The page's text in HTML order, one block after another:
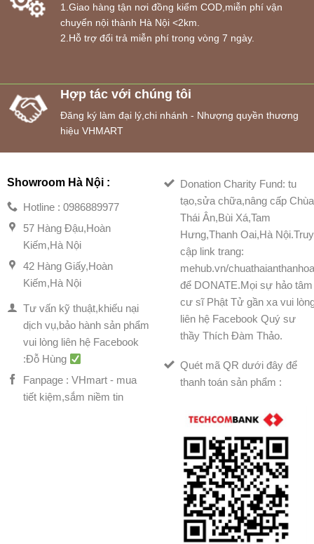
1.Giao hàng tận nơi đồng kiểm COD,miễn phí vận
chuyển nội thành Hà Nội <2km.
2.Hỗ trợ đổi trả miễn phí trong vòng 7 ngày.
Hợp tác với chúng tôi
Đăng ký làm đại lý,chi nhánh - Nhượng quyền thương
hiệu VHMART
Showroom Hà Nội :
Hotline : 0986889977
57 Hàng Đậu,Hoàn
Kiếm,Hà Nội
42 Hàng Giấy,Hoàn
Kiếm,Hà Nội
Tư vấn kỹ thuật,khiếu nại
dịch vụ,bảo hành sản phẩm
vui lòng liên hệ Facebook
:Đỗ Hùng
Fanpage : VHmart - mua
tiết kiệm,sắm niềm tin
Donation Charity Fund: tu
tạo,sửa chữa,nâng cấp Chùa
Thái Ân,Bùi Xá,Tam
Hưng,Thanh Oai,Hà Nội.Truy
cập link trang:
mehub.vn/
để DONATE.Mọi sự hảo tâm
cư sĩ Phật Tử gần xa vui
liên hệ Facebook Quý sư
thầy Thích Đàm Thảo.
Quét mã QR dưới đây để
thanh toán sản phẩm :